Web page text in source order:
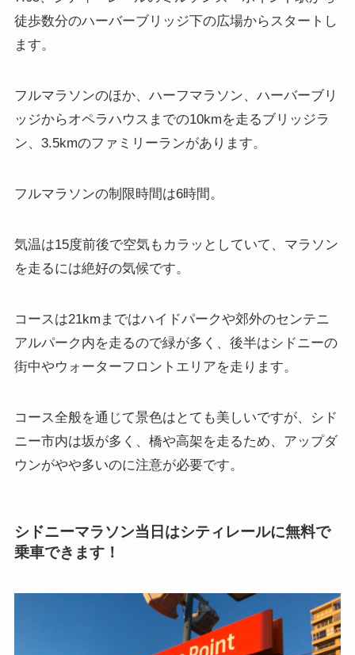
徒歩数分のハーバーブリッジ下の広場からスタートし
ます。
フルマラソンのほか、ハーフマラソン、ハーバーブリ
ッジからオペラハウスまでの10kmを走るブリッジラ
ン、3.5kmのファミリーランがあります。
フルマラソンの制限時間は6時間。
気温は15度前後で空気もカラッとしていて、マラソン
を走るには絶好の気候です。
コースは21kmまではハイドパークや郊外のセンテニ
アルパーク内を走るので緑が多く、後半はシドニーの
街中やウォーターフロントエリアを走ります。
コース全般を通じて景色はとても美しいですが、シド
ニー市内は坂が多く、橋や高架を走るため、アップダ
ウンがやや多いのに注意が必要です。
シドニーマラソン当日はシティレールに無料で
乗車できます！